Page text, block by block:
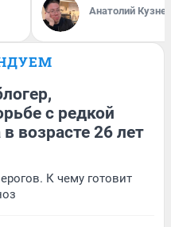
Анатолий
с редкой
возрасте 26 лет
К чему готовит